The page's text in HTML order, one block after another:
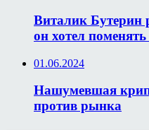
Виталик Бутерин
он хотел
01.06.2024
Нашумевшая
против рынка